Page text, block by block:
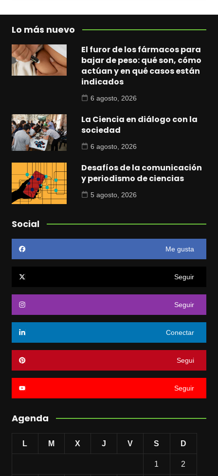
Lo más nuevo
El furor de los fármacos para
bajar de peso: qué son, cómo
actúan y en qué casos están
indicados
6 agosto, 2026
La Ciencia en diálogo con la
sociedad
6 agosto, 2026
Desafíos de la comunicación
y periodismo de ciencias
5 agosto, 2026
Social
Me gusta
Seguir
Seguir
Conectar
Segui
Seguir
Agenda
L M X J V S D
1 2